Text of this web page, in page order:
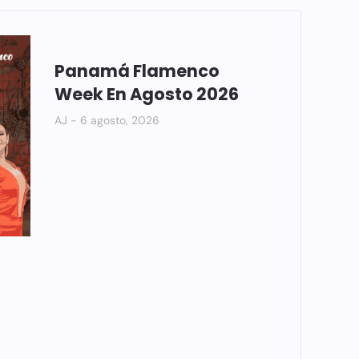
Panamá Flamenco
Week En Agosto 2026
AJ 6 agosto, 2026